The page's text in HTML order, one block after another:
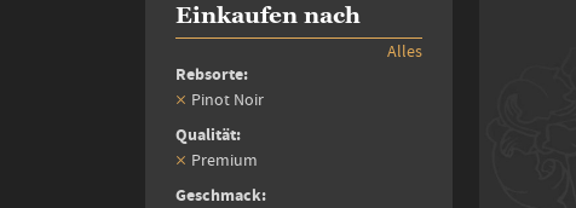
Einkaufen nach
Rebsorte
Pinot Noir
Qualität
Premium
Geschmack
Alles